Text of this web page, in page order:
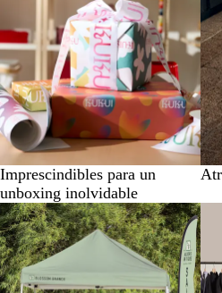
Imprescindibles para un
unboxing inolvidable